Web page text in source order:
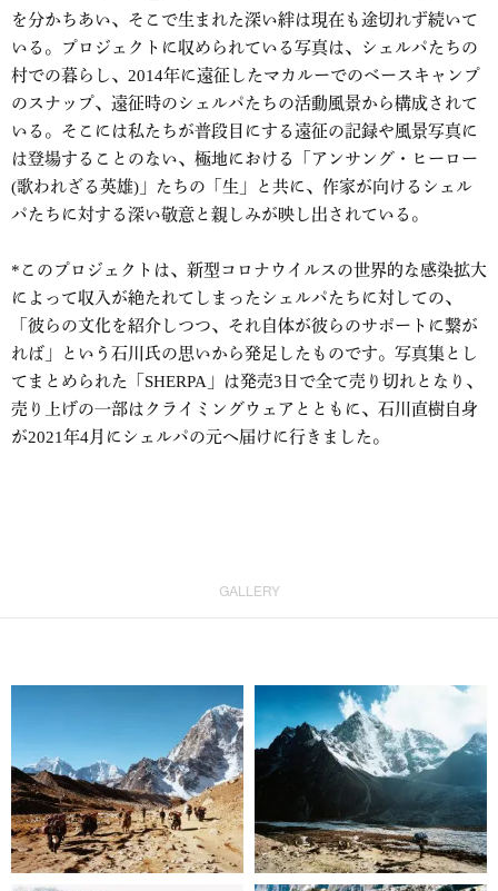
を分かちあい、そこで生まれた深い絆は現在も途切れず続いて
いる。プロジェクトに収められている写真は、シェルパたちの
村での暮らし、2014年に遠征したマカルーでのベースキャンプ
のスナップ、遠征時のシェルパたちの活動風景から構成されて
いる。そこには私たちが普段目にする遠征の記録や風景写真に
は登場することのない、極地における「アンサング・ヒーロー
(歌われざる英雄)」たちの「生」と共に、作家が向けるシェル
パたちに対する深い敬意と親しみが映し出されている。
*このプロジェクトは、新型コロナウイルスの世界的な感染拡大
によって収入が絶たれてしまったシェルパたちに対しての、
「彼らの文化を紹介しつつ、それ自体が彼らのサポートに繋が
れば」という石川氏の思いから発足したものです。写真集とし
てまとめられた「SHERPA」は発売3日で全て売り切れとなり、
売り上げの一部はクライミングウェアとともに、石川直樹自身
が2021年4月にシェルパの元へ届けに行きました。
GALLERY